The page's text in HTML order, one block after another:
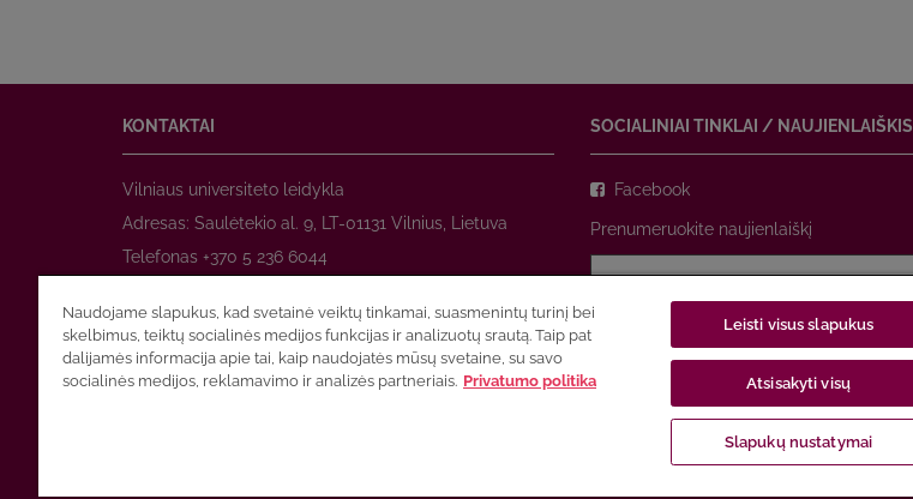
KONTAKTAI
Vilniaus universiteto leidykla
Adresas: Saulėtekio al. 9, LT-01131 Vilnius, Lietuva
Telefonas +370 5 236 6044
El. paštasprekyba@leidykla.vu.lt
www.zurnalai.vu.lt
SOCIALINIAI TINKLAI / NAUJIENLAIŠKIS
Facebook
Prenumeruokite naujienlaiškį
privatumo politika
Naudojame slapukus, kad svetainė veiktų tinkamai, suasmenintų turinį bei
skelbimus, teiktų socialinės medijos funkcijas ir analizuotų srautą. Taip pat
dalijamės informacija apie tai, kaip naudojatės mūsų svetaine, su savo
socialinės medijos, reklamavimo ir analizės partneriais. Privatumo politika
Leisti visus slapukus
Atsisakyti visų
Slapukų nustatymai